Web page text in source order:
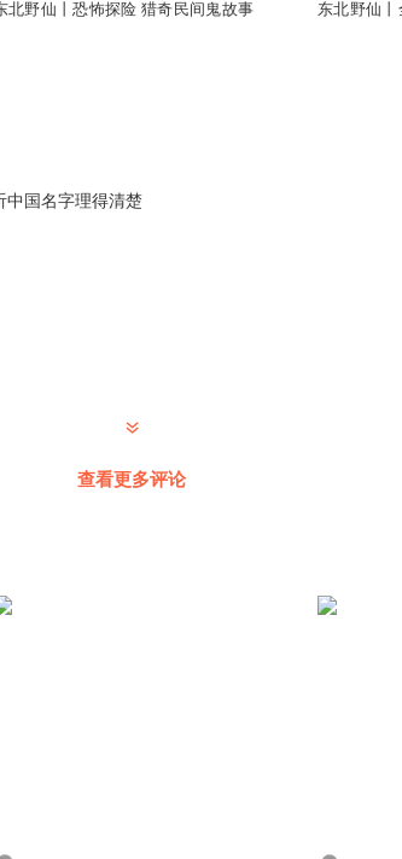
北野仙丨恐怖探险 猎奇民间鬼故事 东北野仙
中国名字理得清楚
查看更多评论